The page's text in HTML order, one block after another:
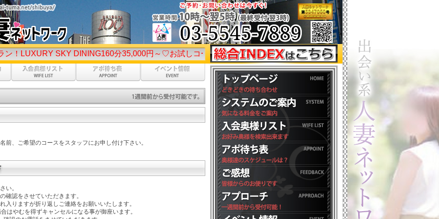
SKY DINING160分35,000円～♡お試しコース75分総額14,000円にてご案内♡
前、ご希望のコースをスタッフにお申し付け下さい。
い。
確認をさせていただきます。
入りますが折り返しご連絡をお願いいたします。
はやむを得ずキャンセルになる事が御座います。